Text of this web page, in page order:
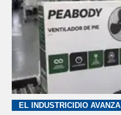
EL INDUSTRICIDIO AVANZA